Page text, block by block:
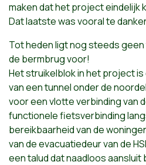
maken dat het project eindelijk
Dat laatste was vooral te
Tot heden ligt nog steeds
de bermbrug voor!
Het struikelblok in het project
van een tunnel onder de
voor een vlotte verbinding van
functionele fietsverbinding
bereikbaarheid van de
van de evacuatiedeur van de
een talud dat naadloos aansluit